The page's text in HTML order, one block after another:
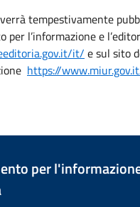
tempestivamente
per l’informazione e
it/ e sul sito
https://
per